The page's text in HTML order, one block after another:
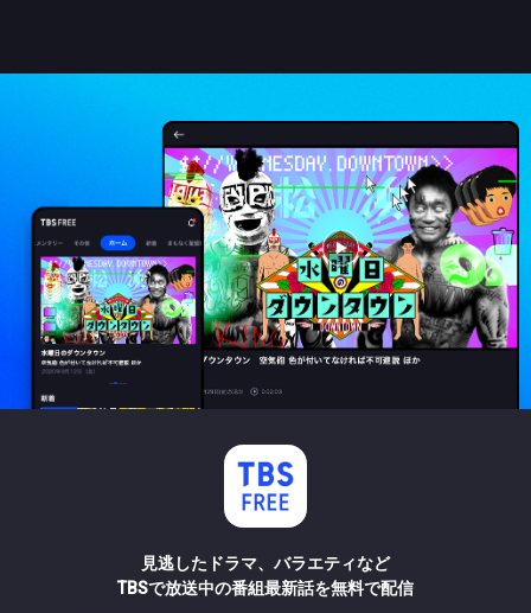
見逃したドラマ、バラエティなど
TBSで放送中の番組最新話を無料で配信